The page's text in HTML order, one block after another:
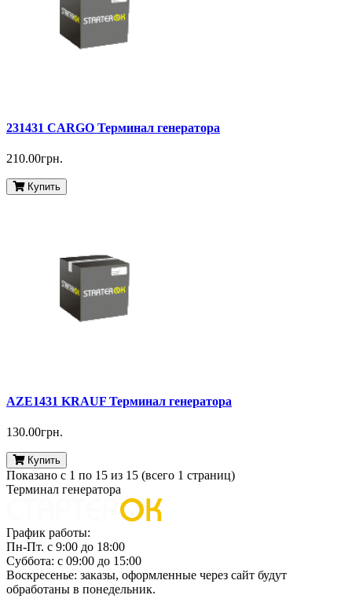
231431 CARGO Терминал генератора
210.00грн.
Купить
AZE1431 KRAUF Терминал генератора
130.00грн.
Купить
Показано с 1 по 15 из 15 (всего 1 страниц)
Терминал генератора
График работы:
Пн-Пт. с 9:00 до 18:00
Суббота: с 09:00 до 15:00
Воскресенье: заказы, оформленные через сайт будут
обработаны в понедельник.